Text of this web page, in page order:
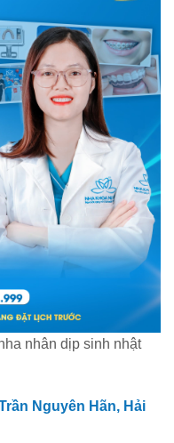
nhân dịp sinh nhật
Nguyên Hãn, Hải